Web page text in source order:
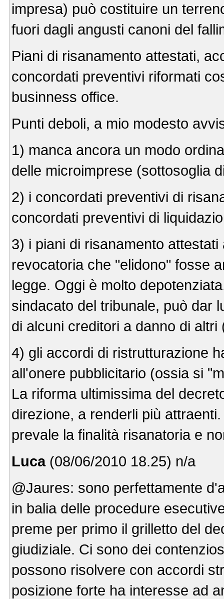
impresa) può costituire un
fuori dagli angusti canoni del
Piani di risanamento attestati,
concordati preventivi riformati
businness office.
Punti deboli, a mio modesto
1) manca ancora un modo
delle microimprese (sottosoglia
2) i concordati preventivi di
concordati preventivi di
3) i piani di risanamento
revocatoria che "elidono" fosse
legge. Oggi è molto
sindacato del tribunale, può dar
di alcuni creditori a danno di altri
4) gli accordi di ristrutturazione
all'onere pubblicitario (ossia si
La riforma ultimissima del
direzione, a renderli più
prevale la finalità risanatoria e
Luca(08/06/2010 18.25) n/a
@Jaures: sono perfettamente
in balia delle procedure
preme per primo il grilletto del
giudiziale. Ci sono dei
possono risolvere con accordi
posizione forte ha interesse ad